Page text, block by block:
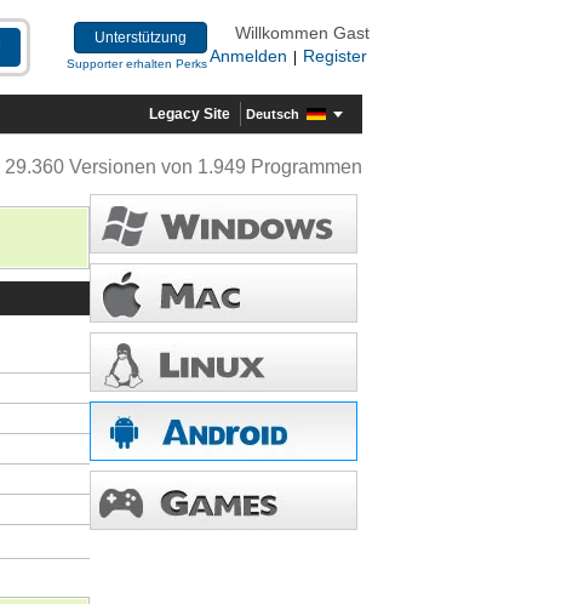
Unterstützung
Supporter erhalten Perks
Willkommen Gast
Anmelden
Register
Legacy Site Deutsch
29.360 Versionen von 1.949 Programmen